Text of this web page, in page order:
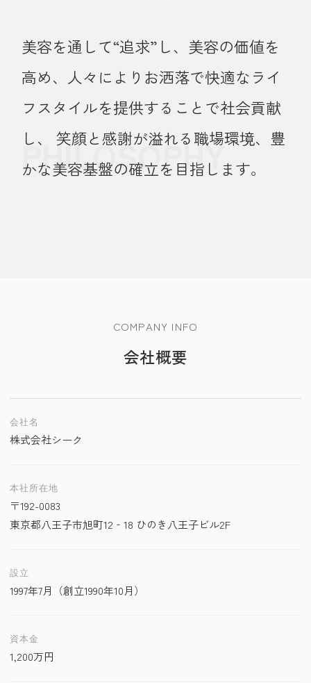
PHILOSOPHY
美容を通して“追求”し、美容の価値を
高め、人々によりお洒落で快適なライ
フスタイルを提供することで社会貢献
し、 笑顔と感謝が溢れる職場環境、豊
かな美容基盤の確立を目指します。
COMPANY INFO
会社概要
会社名
株式会社シーク
本社所在地
〒192-0083
東京都八王子市旭町12‐18 ひのき八王子ビル2F
設立
1997年7月（創立1990年10月）
資本金
1,200万円